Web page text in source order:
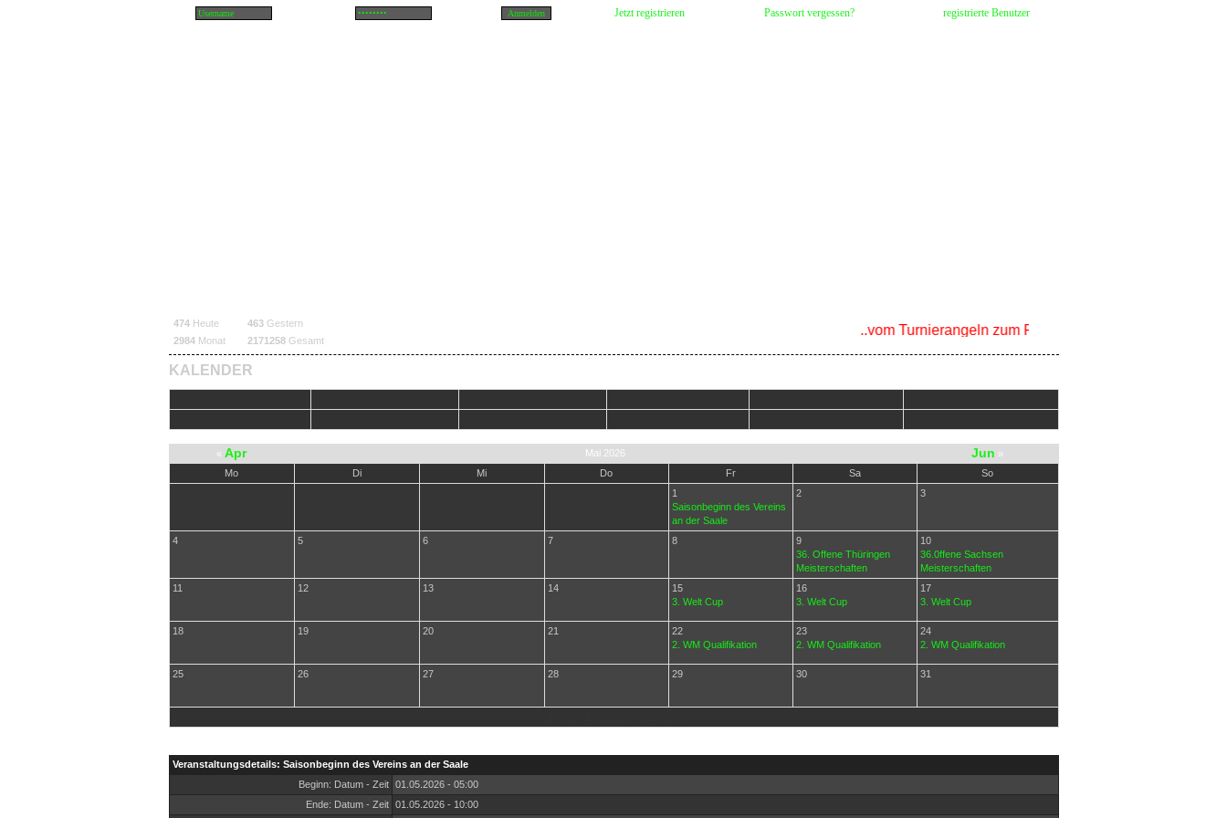
Jetzt registrieren Passwort vergessen? registrierte Benutzer
474Heute 463Gestern
2984Monat 2171258Gesamt
..vom Turnierangeln zum Fischen für Kinder leicht
KALENDER
« Apr Mai 2026 Jun »
Mo
Di Mi Do Fr Sa
So
1
Saisonbeginn des Vereins
an der Saale
2 3
4 5 6 7 8
9
36. Offene Thüringen
Meisterschaften
10
36.0ffene Sachsen
Meisterschaften
11
12 13 14
15
3. Welt Cup
16
3. Welt Cup
17
3. Welt Cup
18 19 20 21
22
2. WM Qualifikation
23
2. WM Qualifikation
24
2. WM Qualifikation
25 26 27 28 29 30 31
Veranstaltungsdetails: Saisonbeginn des Vereins an der Saale
Beginn: Datum - Zeit
01.05.2026 - 05:00
Ende: Datum - Zeit
01.05.2026 - 10:00